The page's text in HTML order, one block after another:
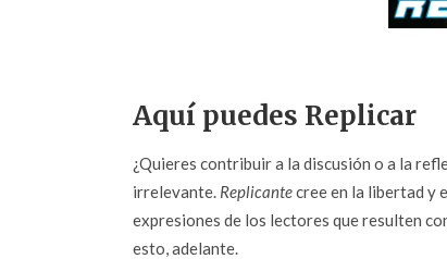
Aquí puedes Replicar
¿Quieres contribuir a la discusión o a la
irrelevante. Replicantecree en la libertad y
expresiones de los lectores que resulten
esto, adelante.